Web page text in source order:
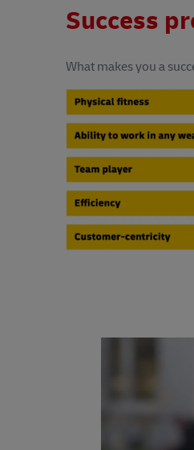
Success
What makes you a